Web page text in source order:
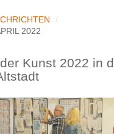
2022
Kunst 2022 in